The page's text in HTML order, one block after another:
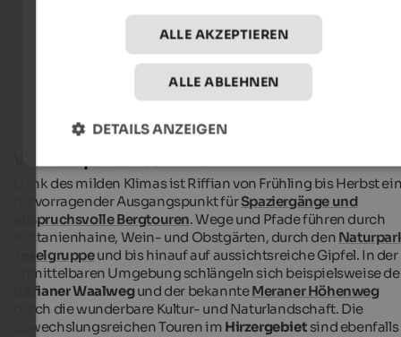
Dank des milden Klimas ist Riffian von Frühling bis Herbst
hervorragender Ausgangspunkt fürSpaziergänge und
anspruchsvolle Bergtouren. Wege und Pfade führen durch
Kastanienhaine, Wein- und Obstgärten, durch den
Texelgruppeund bis hinauf auf aussichtsreiche Gipfel. In der
unmittelbaren Umgebung schlängeln sich beispielsweise
Riffianer Waalwegund der bekannteMeraner Höhenweg
durch die wunderbare Kultur- und Naturlandschaft. Die
abwechslungsreichen Touren im Hirzergebiet sind ebenfalls
ALLE AKZEPTIEREN
ALLE ABLEHNEN
DETAILS ANZEIGEN